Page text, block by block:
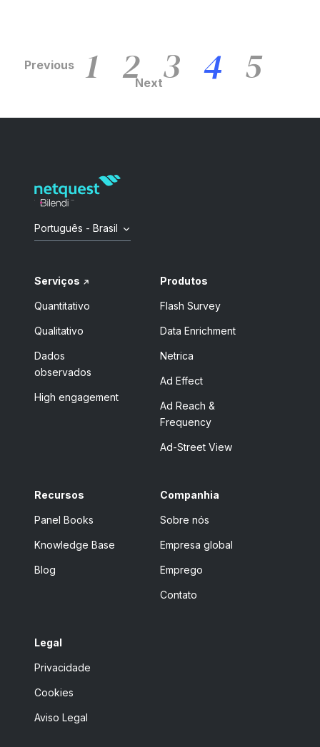
Previous 1 2 3 4 5
Next
Português - Brasil
Serviços
Quantitativo
Qualitativo
Dados
observados
High engagement
Produtos
Flash Survey
Data Enrichment
Netrica
Ad Effect
Ad Reach &
Frequency
Ad-Street View
Recursos
Panel Books
Knowledge Base
Blog
Companhia
Sobre nós
Empresa global
Emprego
Contato
Legal
Privacidade
Cookies
Aviso Legal